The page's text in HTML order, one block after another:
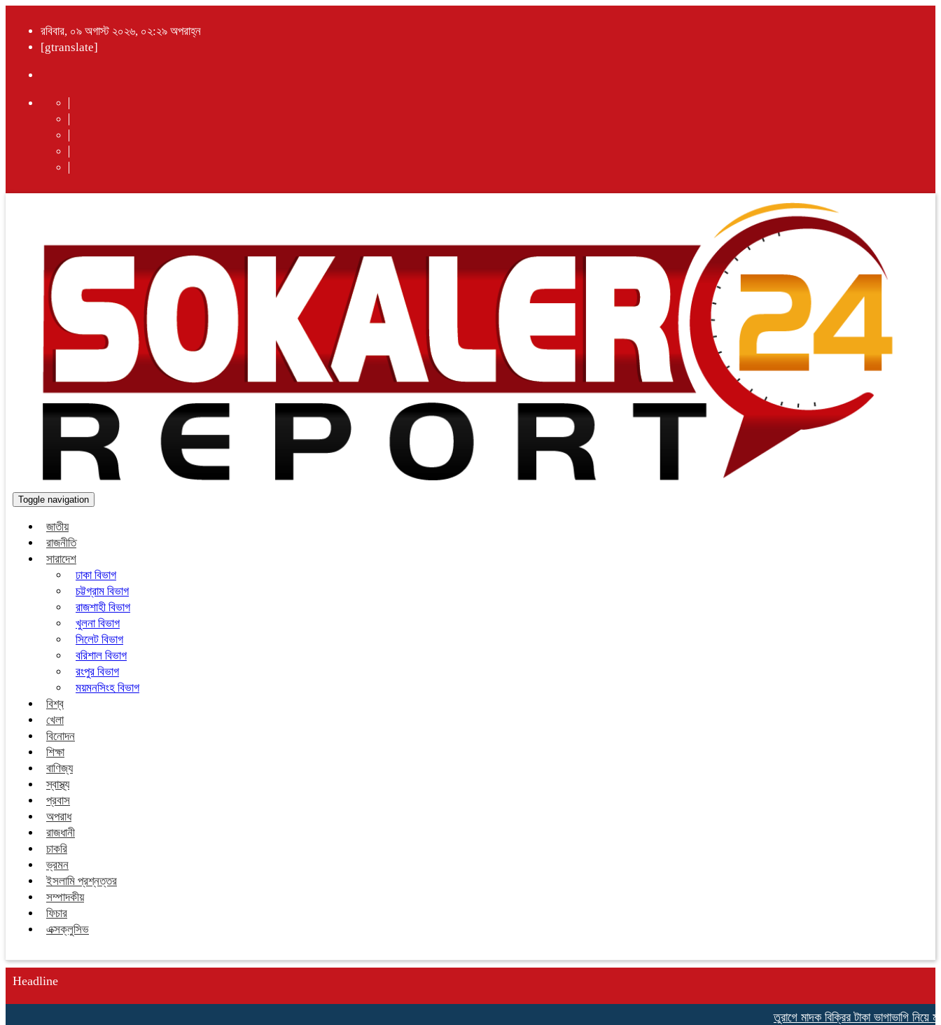
রবিবার, ০৯ অগাস্ট ২০২৬, ০২:২৯ অপরাহ্ন
[gtranslate]
Toggle navigation
জাতীয়
রাজনীতি
সারাদেশ
ঢাকা বিভাগ
চট্টগ্রাম বিভাগ
রাজশাহী বিভাগ
খুলনা বিভাগ
সিলেট বিভাগ
বরিশাল বিভাগ
রংপুর বিভাগ
ময়মনসিংহ বিভাগ
বিশ্ব
খেলা
বিনোদন
শিক্ষা
বাণিজ্য
স্বাস্থ্য
প্রবাস
অপরাধ
রাজধানী
চাকরি
ভ্রমন
ইসলামি প্রশ্নত্তর
সম্পাদকীয়
ফিচার
এক্সক্লুসিভ
Headline
তুরাগে মাদক বিক্রির টাকা ভাগাভাগি নিয়ে মাদক